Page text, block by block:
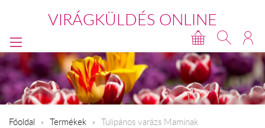
VIRÁGKÜLDÉS ONLINE
Főoldal Termékek Tulipános varázs Maminak